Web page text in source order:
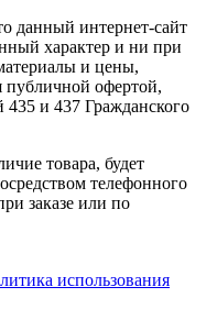
данный интернет-сайт
характер и ни при
и цены,
публичной офертой,
и 437 Гражданского
товара, будет
телефонного
заказе или по
использования